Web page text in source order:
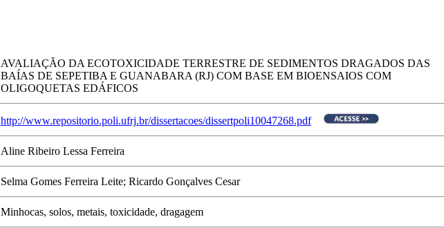
AVALIAÇÃO DA ECOTOXICIDADE TERRESTRE DE SEDIMENTOS DRAGADOS DAS
BAÍAS DE SEPETIBA E GUANABARA (RJ) COM BASE EM BIOENSAIOS COM
OLIGOQUETAS EDÁFICOS
http://www.repositorio.poli.ufrj.br/dissertacoes/dissertpoli10047268.pdf
Aline Ribeiro Lessa Ferreira
Selma Gomes Ferreira Leite; Ricardo Gonçalves Cesar
Minhocas, solos, metais, toxicidade, dragagem